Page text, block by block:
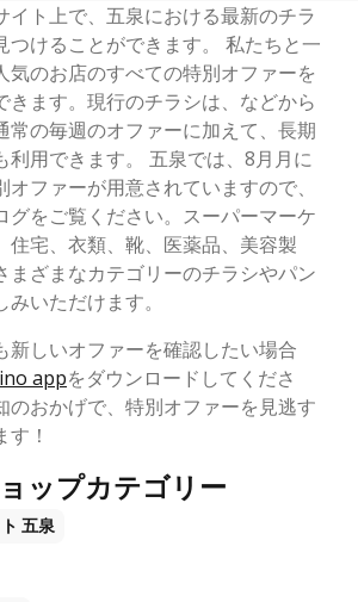
イト上で、五泉における最新のチラ
つけることができます。 私たちと一
気のお店のすべての特別オファーを
きます。現行のチラシは、などから
常の毎週のオファーに加えて、長期
利用できます。 五泉では、8月月に
ファーが用意されていますので、
グをご覧ください。スーパーマーケ
住宅、衣類、靴、医薬品、美容製
まざまなカテゴリーのチラシやパン
いただけます。
新しいオファーを確認したい場合
appをダウンロードしてくださ
のおかげで、特別オファーを見逃す
！
ップカテゴリー
五泉